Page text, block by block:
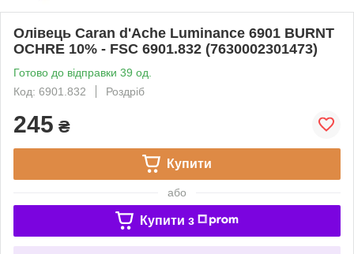
Олівець Caran d'Ache Luminance 6901 BURNT
OCHRE 10% - FSC 6901.832 (7630002301473)
Готово до відправки 39 од.
Код: 6901.832
Роздріб
245 ₴
Купити
або
Купити з